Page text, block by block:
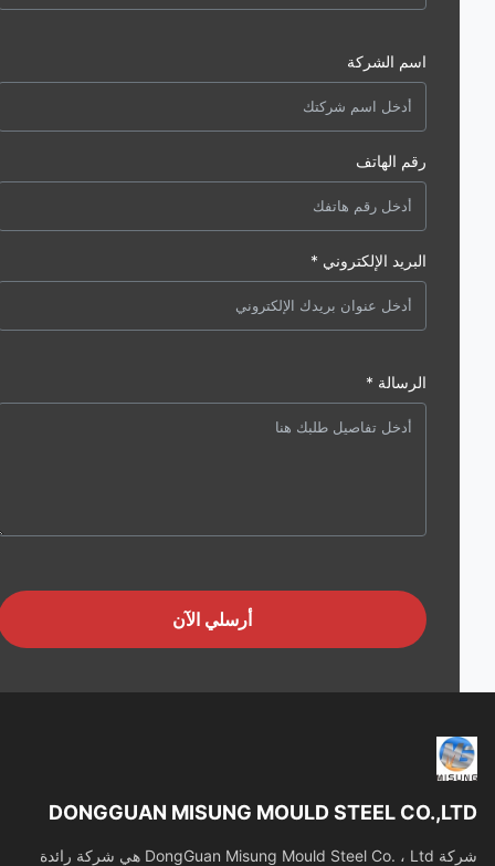
اسم الشركة
رقم الهاتف
البريد الإلكتروني *
الرسالة *
أرسلي الآن
DONGGUAN MISUNG MOULD STEEL
شركة DongGuan Misung Mould Steel Co. ، Ltd هي شركة رائدة